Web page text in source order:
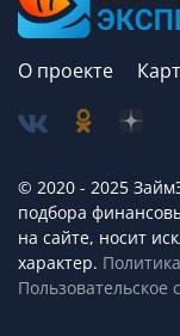
О проекте
© 2020 - 2025
подбора
на сайте, носит
характер.
Пользовательское